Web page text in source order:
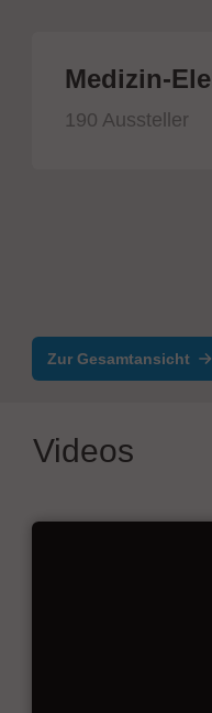
Medizin-
190 Aussteller
Zur Gesamtansicht
Videos